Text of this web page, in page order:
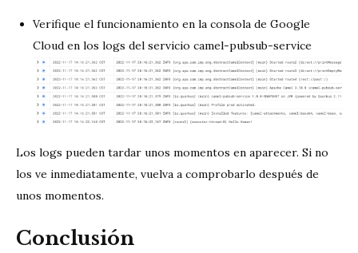
Verifique el funcionamiento en la consola de Google
Cloud en los logs del servicio camel-pubsub-service
Los logs pueden tardar unos momentos en aparecer. Si no
los ve inmediatamente, vuelva a comprobarlo después de
unos momentos.
Conclusión